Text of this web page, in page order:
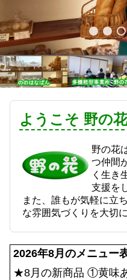
ようこそ
野の花
つ仲間
く生き
支援を
また、誰もが気軽に立
な雰囲気づくりを大切に
2026年8月のメニュー
★8月の新商品 ①黄味